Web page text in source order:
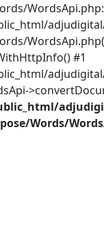
#1
Words/